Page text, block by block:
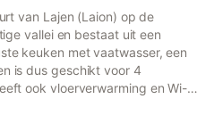
van Lajen (Laion) op de
vallei en bestaat uit een
keuken met vaatwasser, een
is dus geschikt voor 4
ook vloerverwarming en Wi-
op aanvraag, evenals